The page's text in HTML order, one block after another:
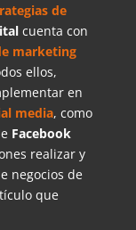
de
cuenta con
marketing
ellos,
en
media, como
Facebook
realizar y
negocios de
que